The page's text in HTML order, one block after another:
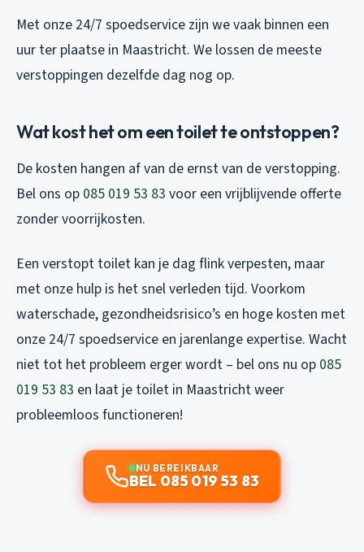
Met onze 24/7 spoedservice zijn we vaak binnen een
uur ter plaatse in Maastricht. We lossen de meeste
verstoppingen dezelfde dag nog op.
Wat kost het om een toilet te ontstoppen?
De kosten hangen af van de ernst van de verstopping.
Bel ons op 085 019 53 83 voor een vrijblijvende offerte
zonder voorrijkosten.
Een verstopt toilet kan je dag flink verpesten, maar
met onze hulp is het snel verleden tijd. Voorkom
waterschade, gezondheidsrisico’s en hoge kosten met
onze 24/7 spoedservice en jarenlange expertise. Wacht
niet tot het probleem erger wordt – bel ons nu op 085
019 53 83 en laat je toilet in Maastricht weer
probleemloos functioneren!
NU BEREIKBAAR
BEL 085 019 53 83